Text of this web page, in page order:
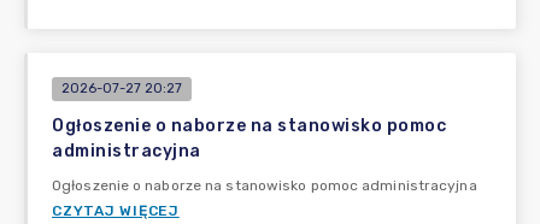
2026-07-27 20:27
Ogłoszenie o naborze na stanowisko pomoc
administracyjna
Ogłoszenie o naborze na stanowisko pomoc administracyjna
CZYTAJ WIĘCEJ